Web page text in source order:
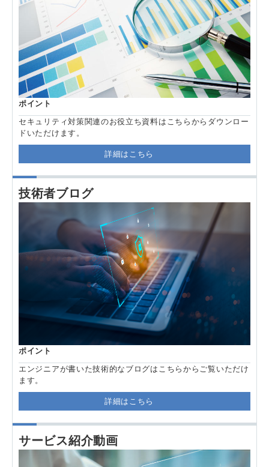
ポイント
セキュリティ対策関連のお役立ち資料はこちらからダウンロー
ドいただけます。
詳細はこちら
技術者ブログ
ポイント
エンジニアが書いた技術的なブログはこちらからご覧いただけ
ます。
詳細はこちら
サービス紹介動画